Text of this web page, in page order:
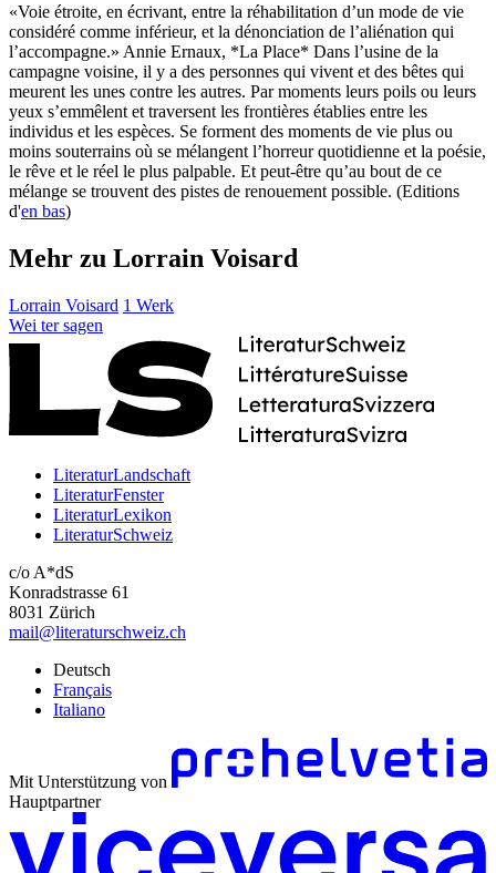
«Voie étroite, en écrivant, entre la réhabilitation d’un mode de vie
considéré comme inférieur, et la dénonciation de l’aliénation qui
l’accompagne.» Annie Ernaux, *La Place* Dans l’usine de la
campagne voisine, il y a des personnes qui vivent et des bêtes qui
meurent les unes contre les autres. Par moments leurs poils ou leurs
yeux s’emmêlent et traversent les frontières établies entre les
individus et les espèces. Se forment des moments de vie plus ou
moins souterrains où se mélangent l’horreur quotidienne et la poésie,
le rêve et le réel le plus palpable. Et peut-être qu’au bout de ce
mélange se trouvent des pistes de renouement possible. (Editions
d'en bas)
Mehr zu Lorrain Voisard
Lorrain Voisard 1 Werk
Wei ter sagen
LiteraturLandschaft
LiteraturFenster
LiteraturLexikon
LiteraturSchweiz
c/o A*dS
Konradstrasse 61
8031 Zürich
mail@literaturschweiz.ch
Deutsch
Français
Italiano
Mit Unterstützung von
Hauptpartner